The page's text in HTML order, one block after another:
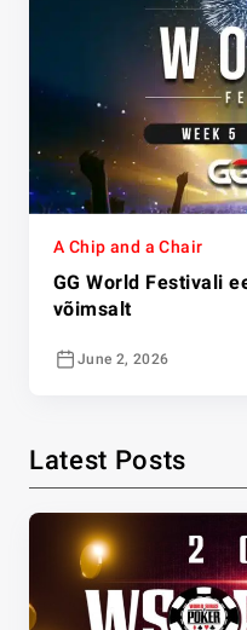
A Chip and a Chair
GG World Festivali
võimsalt
June 2, 2026
Latest Posts